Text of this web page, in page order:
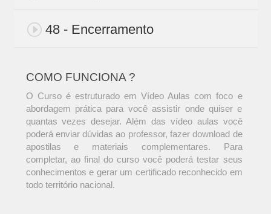
48 - Encerramento
COMO FUNCIONA ?
O Curso é estruturado em Vídeo Aulas com foco e
abordagem prática para você assistir onde quiser e
quantas vezes desejar. Além das vídeo aulas você
poderá enviar dúvidas ao professor, fazer download de
apostilas e materiais complementares. Para
completar, ao final do curso você poderá testar seus
conhecimentos e gerar um certificado reconhecido em
todo território nacional.